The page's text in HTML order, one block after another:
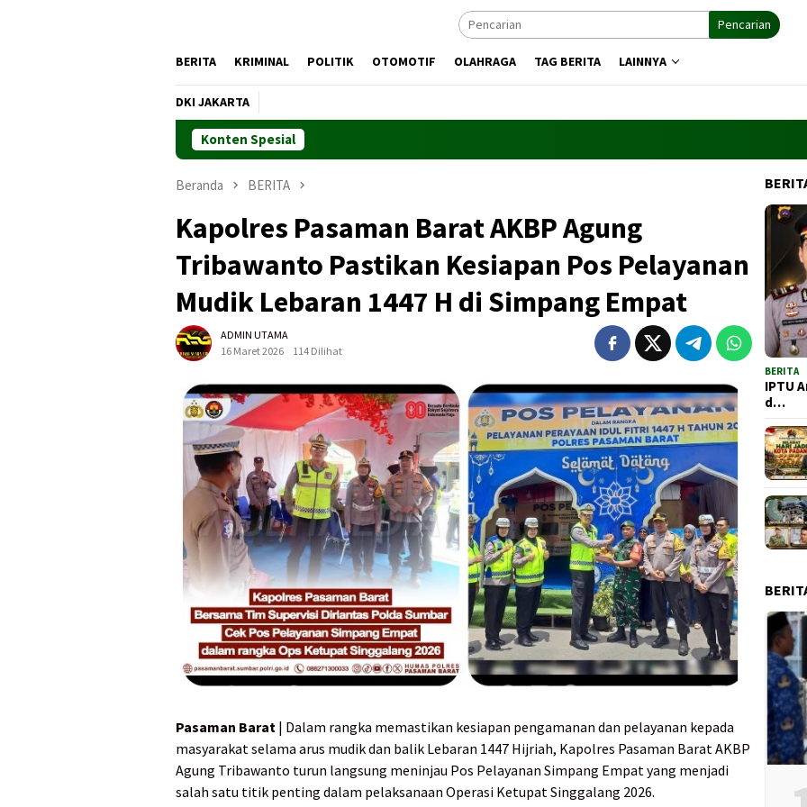
Pencarian
BERITA KRIMINAL POLITIK OTOMOTIF OLAHRAGA TAG BERITA LAINNYA
DKI JAKARTA
Konten Spesial
Beranda BERITA
Kapolres Pasaman Barat AKBP Agung
Tribawanto Pastikan Kesiapan Pos Pelayanan
Mudik Lebaran 1447 H di Simpang Empat
ADMIN UTAMA
16 Maret 2026
114 Dilihat
Pasaman Barat | Dalam rangka memastikan kesiapan pengamanan dan pelayanan kepada
masyarakat selama arus mudik dan balik Lebaran 1447 Hijriah, Kapolres Pasaman Barat AKBP
Agung Tribawanto turun langsung meninjau Pos Pelayanan Simpang Empat yang menjadi
salah satu titik penting dalam pelaksanaan Operasi Ketupat Singgalang 2026.
BERITA
IPTU
d…